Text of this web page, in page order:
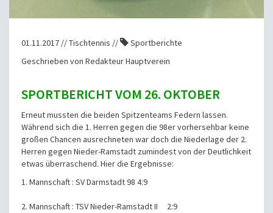
01.11.2017 // Tischtennis //
Sportberichte
Geschrieben von Redakteur Hauptverein
SPORTBERICHT VOM 26. OKTOBER
Erneut mussten die beiden Spitzenteams Federn lassen.
Während sich die 1. Herren gegen die 98er vorhersehbar keine
großen Chancen ausrechneten war doch die Niederlage der 2.
Herren gegen Nieder-Ramstadt zumindest von der Deutlichkeit
etwas überraschend. Hier die Ergebnisse:
1. Mannschaft : SV Darmstadt 98 4:9
2. Mannschaft : TSV Nieder-Ramstadt II 2:9